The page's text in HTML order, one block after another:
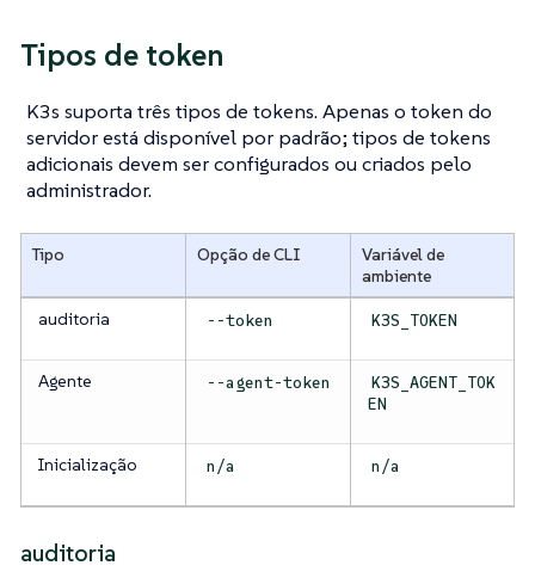
Tipos de token
K3s suporta três tipos de tokens. Apenas o token do
servidor está disponível por padrão; tipos de tokens
adicionais devem ser configurados ou criados pelo
administrador.
Tipo Opção de CLI
Variável de
ambiente
auditoria
--token K3S_TOKEN
Agente --agent-token
K3S_AGENT_TOK
EN
Inicialização n/a n/a
auditoria